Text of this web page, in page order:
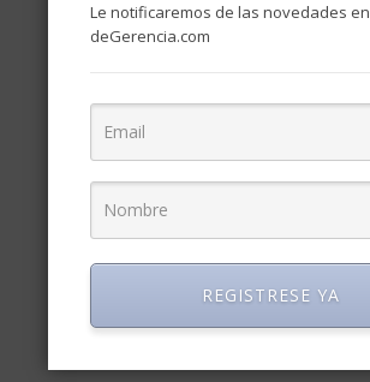
Le notificaremos de las novedades en
deGerencia.com
REGISTRESE YA